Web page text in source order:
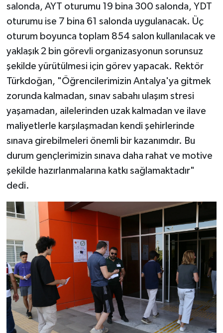
salonda, AYT oturumu 19 bina 300 salonda, YDT
oturumu ise 7 bina 61 salonda uygulanacak. Üç
oturum boyunca toplam 854 salon kullanılacak ve
yaklaşık 2 bin görevli organizasyonun sorunsuz
şekilde yürütülmesi için görev yapacak. Rektör
Türkdoğan, "Öğrencilerimizin Antalya'ya gitmek
zorunda kalmadan, sınav sabahı ulaşım stresi
yaşamadan, ailelerinden uzak kalmadan ve ilave
maliyetlerle karşılaşmadan kendi şehirlerinde
sınava girebilmeleri önemli bir kazanımdır. Bu
durum gençlerimizin sınava daha rahat ve motive
şekilde hazırlanmalarına katkı sağlamaktadır"
dedi.